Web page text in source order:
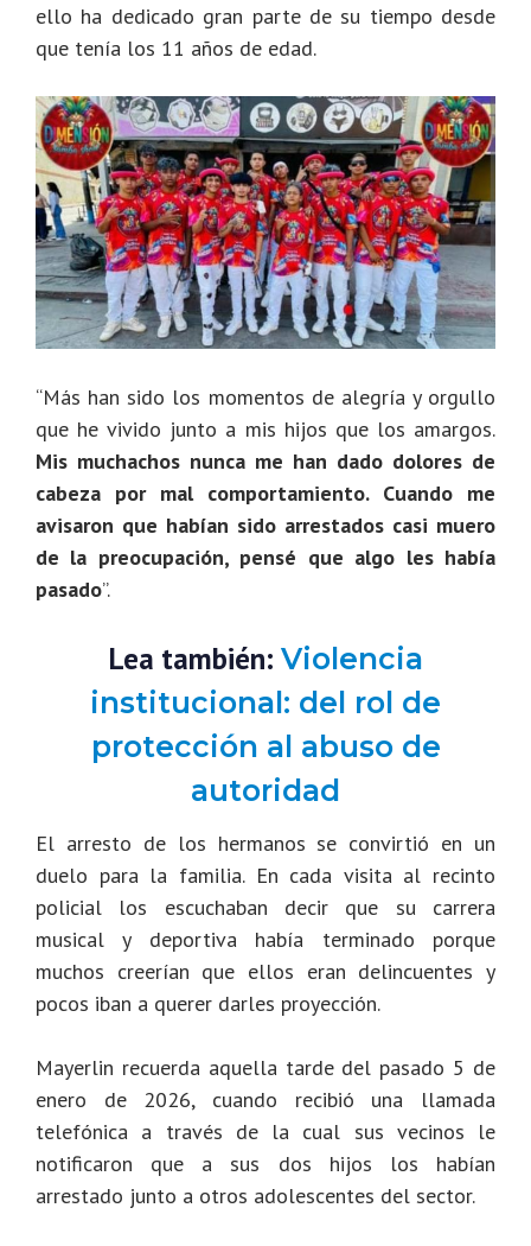
ello ha dedicado gran parte de su tiempo desde
que tenía los 11 años de edad.
“Más han sido los momentos de alegría y orgullo
que he vivido junto a mis hijos que los amargos.
Mis muchachos nunca me han dado dolores de
cabeza por mal comportamiento. Cuando me
avisaron que habían sido arrestados casi muero
de la preocupación, pensé que algo les había
pasado”.
Lea también: Violencia
institucional: del rol de
protección al abuso de
autoridad
El arresto de los hermanos se convirtió en un
duelo para la familia. En cada visita al recinto
policial los escuchaban decir que su carrera
musical y deportiva había terminado porque
muchos creerían que ellos eran delincuentes y
pocos iban a querer darles proyección.
Mayerlin recuerda aquella tarde del pasado 5 de
enero de 2026, cuando recibió una llamada
telefónica a través de la cual sus vecinos le
notificaron que a sus dos hijos los habían
arrestado junto a otros adolescentes del sector.